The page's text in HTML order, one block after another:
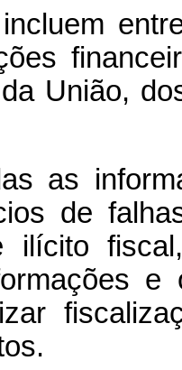
União,
as
de
ilícito
e